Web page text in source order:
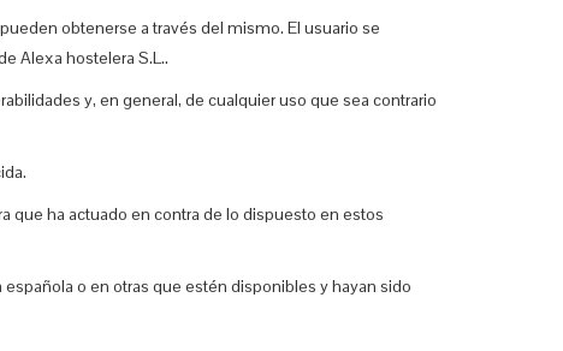
obtenerse a través del mismo. El usuario se
Alexa hostelera S.L..
y, en general, de cualquier uso que sea contrario
que ha actuado en contra de lo dispuesto en estos
o en otras que estén disponibles y hayan sido